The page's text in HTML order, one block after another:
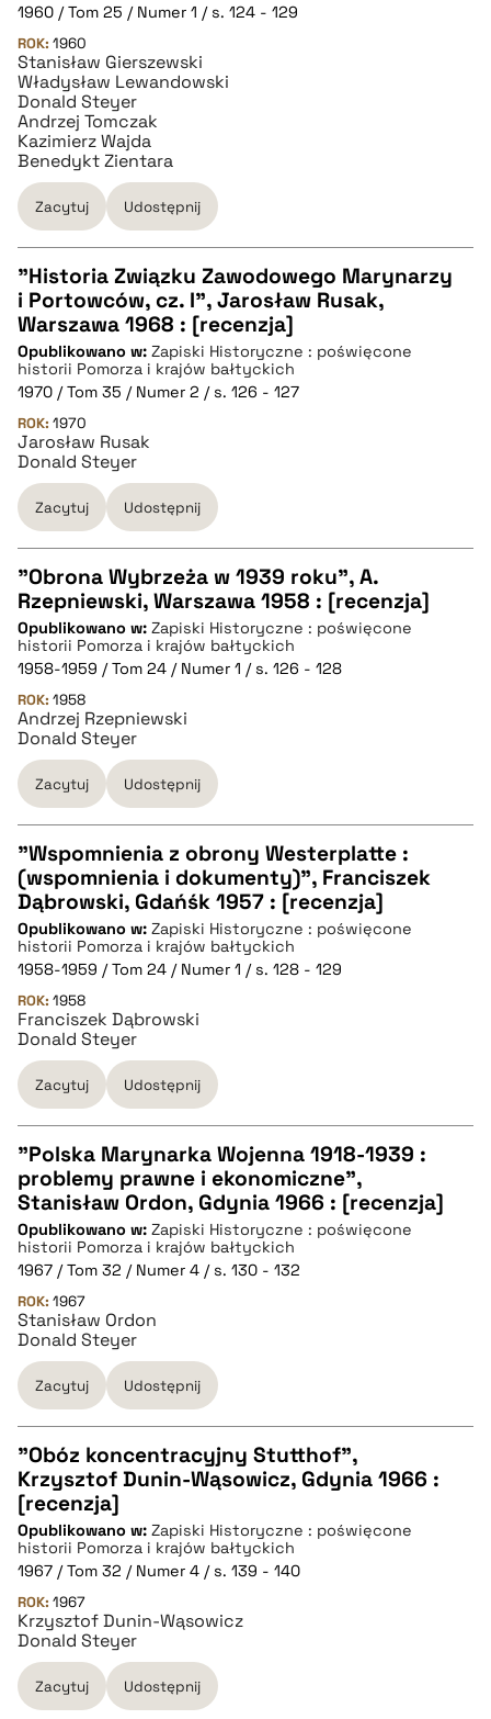
pobierz cytat
BIBTEX
pobierz cytat
1960 / Tom 25 / Numer 1 / s. 124 - 129
ROK: 1960
Stanisław Gierszewski
Władysław Lewandowski
Donald Steyer
Andrzej Tomczak
Kazimierz Wajda
Benedykt Zientara
Zacytuj Udostępnij
CZYSTY TEKST
pobierz cytat
BIBTEX
pobierz cytat
"Historia Związku Zawodowego Marynarzy
i Portowców, cz. I", Jarosław Rusak,
Warszawa 1968 : [recenzja]
Opublikowano w: Zapiski Historyczne : poświęcone
historii Pomorza i krajów bałtyckich
1970 / Tom 35 / Numer 2 / s. 126 - 127
ROK: 1970
Jarosław Rusak
Donald Steyer
Zacytuj Udostępnij
CZYSTY TEKST
pobierz cytat
BIBTEX
pobierz cytat
"Obrona Wybrzeża w 1939 roku", A.
Rzepniewski, Warszawa 1958 : [recenzja]
Opublikowano w: Zapiski Historyczne : poświęcone
historii Pomorza i krajów bałtyckich
1958-1959 / Tom 24 / Numer 1 / s. 126 - 128
ROK: 1958
Andrzej Rzepniewski
Donald Steyer
Zacytuj Udostępnij
CZYSTY TEKST
pobierz cytat
BIBTEX
pobierz cytat
"Wspomnienia z obrony Westerplatte :
(wspomnienia i dokumenty)", Franciszek
Dąbrowski, Gdańśk 1957 : [recenzja]
Opublikowano w: Zapiski Historyczne : poświęcone
historii Pomorza i krajów bałtyckich
1958-1959 / Tom 24 / Numer 1 / s. 128 - 129
ROK: 1958
Franciszek Dąbrowski
Donald Steyer
Zacytuj Udostępnij
CZYSTY TEKST
pobierz cytat
BIBTEX
pobierz cytat
"Polska Marynarka Wojenna 1918-1939 :
problemy prawne i ekonomiczne",
Stanisław Ordon, Gdynia 1966 : [recenzja]
Opublikowano w: Zapiski Historyczne : poświęcone
historii Pomorza i krajów bałtyckich
1967 / Tom 32 / Numer 4 / s. 130 - 132
ROK: 1967
Stanisław Ordon
Donald Steyer
Zacytuj Udostępnij
CZYSTY TEKST
pobierz cytat
BIBTEX
pobierz cytat
"Obóz koncentracyjny Stutthof",
Krzysztof Dunin-Wąsowicz, Gdynia 1966 :
[recenzja]
Opublikowano w: Zapiski Historyczne : poświęcone
historii Pomorza i krajów bałtyckich
1967 / Tom 32 / Numer 4 / s. 139 - 140
ROK: 1967
Krzysztof Dunin-Wąsowicz
Donald Steyer
Zacytuj Udostępnij